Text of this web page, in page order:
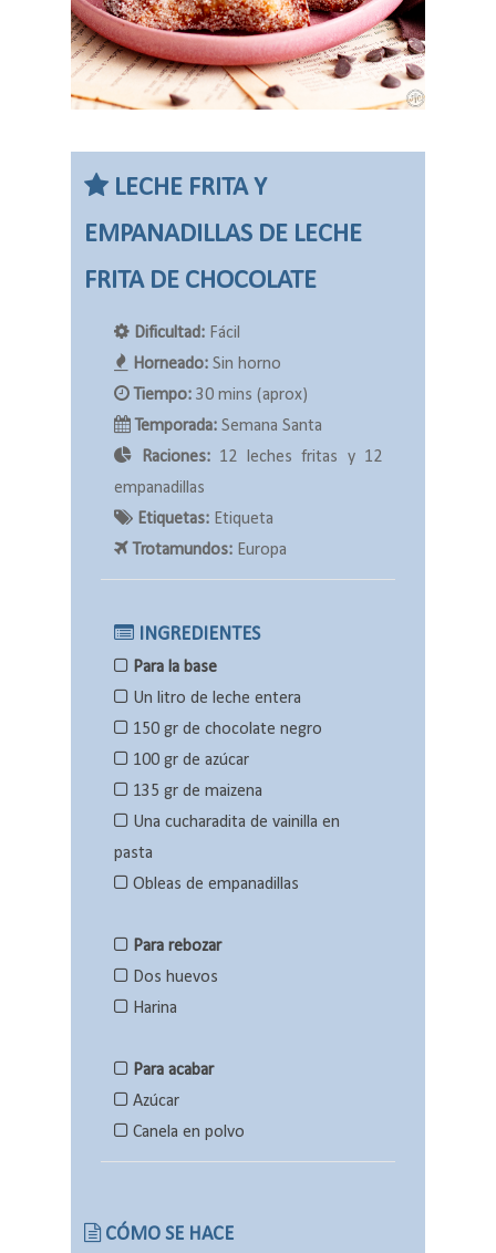
LECHE FRITA Y
EMPANADILLAS DE LECHE
FRITA DE CHOCOLATE
Dificultad: Fácil
Horneado: Sin horno
Tiempo: 30 mins (aprox)
Temporada: Semana Santa
Raciones: 12 leches fritas y 12
empanadillas
Etiquetas: Etiqueta
Trotamundos: Europa
INGREDIENTES
Para la base
Un litro de leche entera
150 gr de chocolate negro
100 gr de azúcar
135 gr de maizena
Una cucharadita de vainilla en
pasta
Obleas de empanadillas
Para rebozar
Dos huevos
Harina
Para acabar
Azúcar
Canela en polvo
CÓMO SE HACE